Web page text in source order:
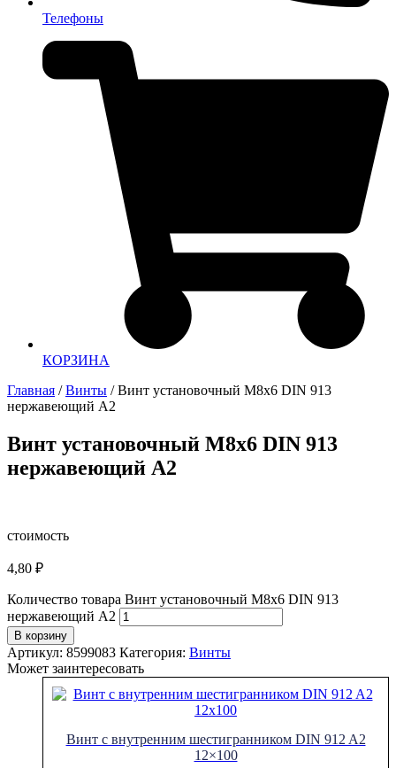
Телефоны
КОРЗИНА
Главная /Винты / Винт установочный М8х6 DIN 913
нержавеющий А2
Винт установочный М8х6 DIN 913
нержавеющий А2
стоимость
4,80 ₽
Количество товара Винт установочный М8х6 DIN 913
нержавеющий А2
В корзину
Артикул: 8599083 Категория: Винты
Может заинтересовать
Винт с внутренним шестигранником DIN 912 A2
12×100